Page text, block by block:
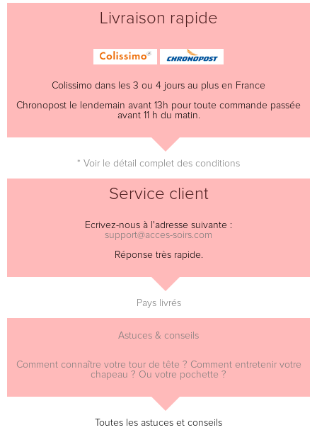
Livraison rapide
Colissimo dans les 3 ou 4 jours au plus en France
Chronopost le lendemain avant 13h pour toute commande passée
avant 11 h du matin.
* Voir le détail complet des conditions
Service client
Ecrivez-nous à l'adresse suivante :
support@acces-soirs.com
Réponse très rapide.
Pays livrés
Astuces & conseils
Comment connaître votre tour de tête ? Comment entretenir votre
chapeau ? Ou votre pochette ?
Toutes les astuces et conseils